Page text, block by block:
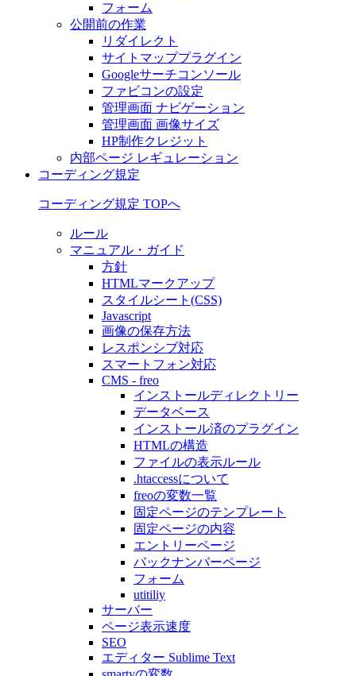
フォーム
公開前の作業
リダイレクト
サイトマッププラグイン
Googleサーチコンソール
ファビコンの設定
管理画面 ナビゲーション
管理画面 画像サイズ
HP制作クレジット
内部ページ レギュレーション
コーディング規定
コーディング規定 TOPへ
ルール
マニュアル・ガイド
方針
HTMLマークアップ
スタイルシート(CSS)
Javascript
画像の保存方法
レスポンシブ対応
スマートフォン対応
CMS - freo
インストールディレクトリー
データベース
インストール済のプラグイン
HTMLの構造
ファイルの表示ルール
.htaccessについて
freoの変数一覧
固定ページのテンプレート
固定ページの内容
エントリーページ
バックナンバーページ
フォーム
utitiliy
サーバー
ページ表示速度
SEO
エディター Sublime Text